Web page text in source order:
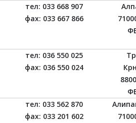
тел: 033 668 907
фаx: 033 667 866
тел: 036 550 025
фаx: 036 550 024
тел: 033 562 870
фаx: 033 201 602